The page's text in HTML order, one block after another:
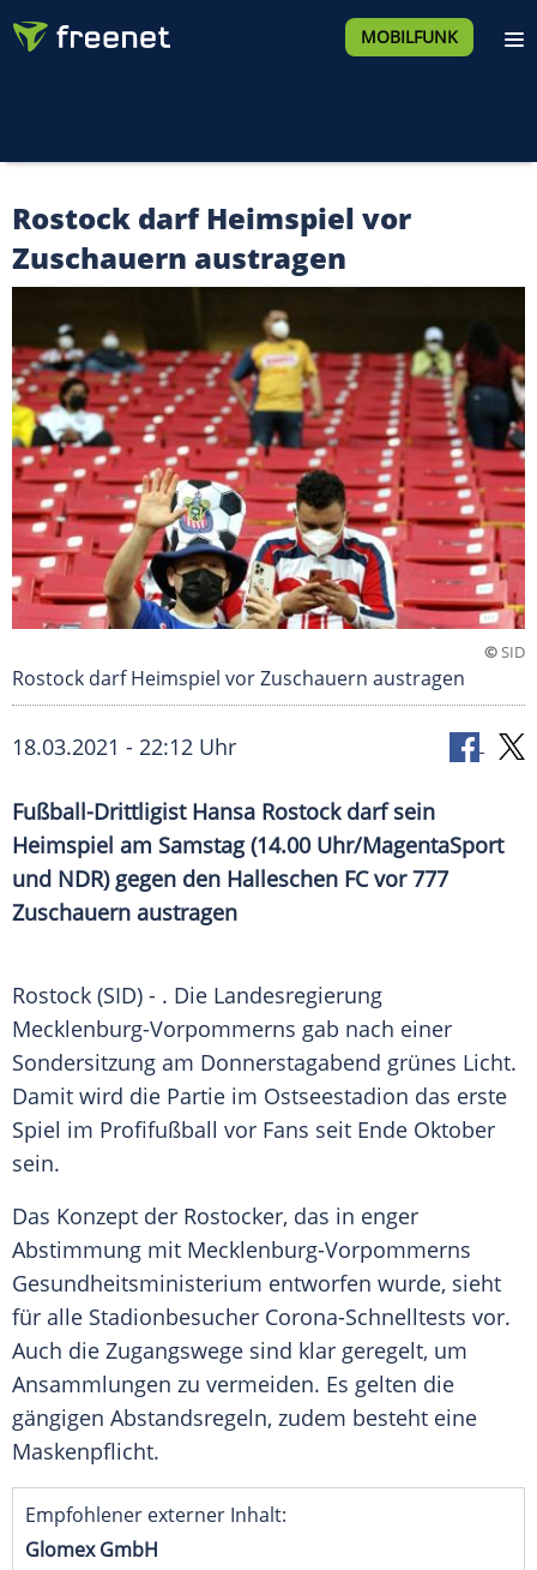
MOBILFUNK
Rostock darf Heimspiel vor
Zuschauern austragen
©SID
Rostock darf Heimspiel vor Zuschauern austragen
18.03.2021 - 22:12 Uhr
Fußball-Drittligist Hansa Rostockdarf sein
Heimspiel am Samstag (14.00 Uhr/MagentaSport
und NDR) gegen den Halleschen FC vor 777
Zuschauern austragen
Rostock (SID) - . Die Landesregierung
Mecklenburg-Vorpommerns gab nach einer
Sondersitzung am Donnerstagabend grünes Licht.
Damit wird die Partie im Ostseestadion das erste
Spiel im Profifußball vor Fans seit Ende Oktober
sein.
Das Konzept der Rostocker, das in enger
Abstimmung mit Mecklenburg-Vorpommerns
Gesundheitsministerium entworfen wurde, sieht
für alle Stadionbesucher Corona-Schnelltests vor.
Auch die Zugangswege sind klar geregelt, um
Ansammlungen zu vermeiden. Es gelten die
gängigen Abstandsregeln, zudem besteht eine
Maskenpflicht.
Empfohlener externer Inhalt:
Glomex GmbH